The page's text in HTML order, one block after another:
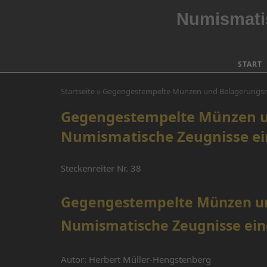
START
Startseite » Gegengestempelte Münzen und
Gegengestempelte Münzen
Numismatische Zeugnisse
Steckenreiter Nr. 38
Gegengestempelte Münzen
Numismatische Zeugnisse
Autor: Herbert Müller-Hengstenberg